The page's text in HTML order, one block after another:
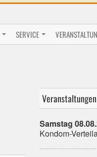
SERVICE
Veranstaltungen
Samstag
Kondom-